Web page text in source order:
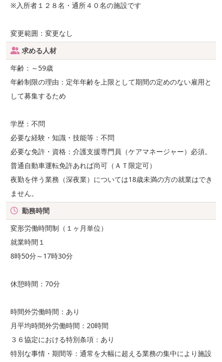
※入所者１２８名・通所４０名の施設です
変更範囲：変更なし
求める人材
年齢：～59歳
年齢制限の理由：定年年齢を上限として期間の定めのない雇用と
して募集するため
学歴：不問
必要な経験・知識・技能等：不問
必要な免許・資格：介護支援専門員（ケアマネージャー）必須。
普通自動車運転免許あれば尚可（ＡＴ限定可）
夜勤を伴う業務（深夜業）については18歳未満の方の就業はでき
ません。
勤務時間
変形労働時間制（１ヶ月単位）
就業時間１
8時50分～17時30分
休憩時間：70分
時間外労働時間：あり
月平均時間外労働時間：20時間
３６協定における特別条項：あり
特別な事情・期間等：通常を大幅に超える業務の集中により施設